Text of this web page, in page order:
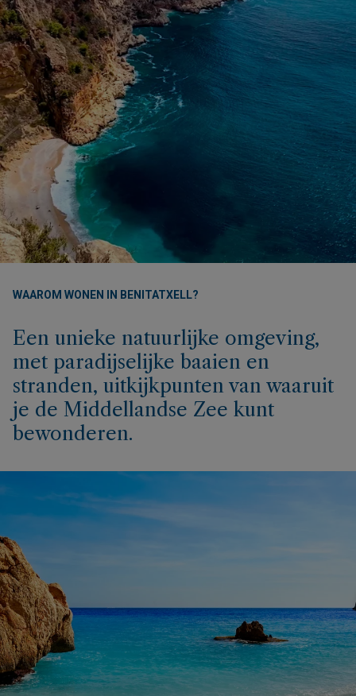
WAAROM WONEN IN BENITATXELL?
Een unieke natuurlijke omgeving,
met paradijselijke baaien en
stranden, uitkijkpunten van waaruit
je de Middellandse Zee kunt
bewonderen.